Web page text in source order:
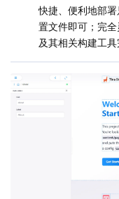
快捷、便利地部
置文件即可；完
及其相关构建工具